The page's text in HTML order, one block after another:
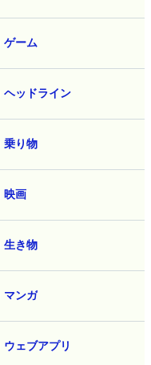
ゲーム
ヘッドライン
乗り物
映画
生き物
マンガ
ウェブアプリ